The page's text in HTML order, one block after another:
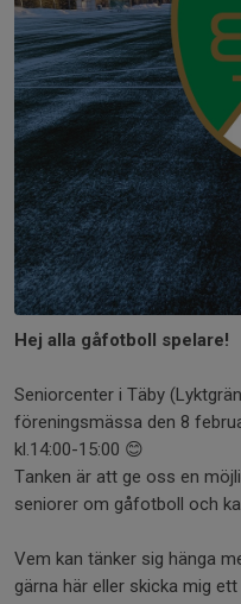
Hej alla gåfotboll spelare!
Seniorcenter i Täby
föreningsmässa den 8
kl.14:00-15:00 😊
Tanken är att ge oss en
seniorer om gåfotboll och
Vem kan tänker sig hänga
gärna här eller skicka mig